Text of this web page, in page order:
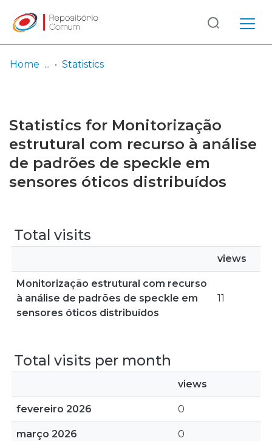
Browse repository
Entities
Log
In
(current)
Home Statistics
Statistics for Monitorização
estrutural com recurso à análise
de padrões de speckle em
sensores óticos distribuídos
Total visits
views
Monitorização estrutural com recurso
à análise de padrões de speckle em
sensores óticos distribuídos
11
Total visits per month
views
fevereiro 2026 0
março 2026 0